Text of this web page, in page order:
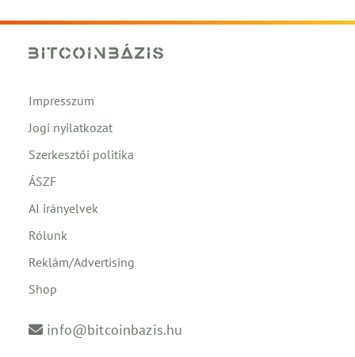
Impresszum
Jogi nyilatkozat
Szerkesztői politika
ÁSZF
AI irányelvek
Rólunk
Reklám/Advertising
Shop
info@bitcoinbazis.hu